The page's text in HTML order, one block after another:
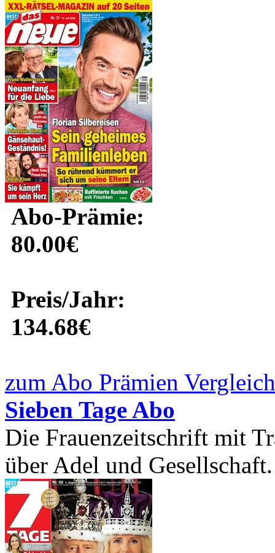
Abo-Prämie:
80.00€
Preis/Jahr:
134.68€
zum Abo Prämien
Sieben Tage Abo
Die Frauenzeitschrift mit
über Adel und